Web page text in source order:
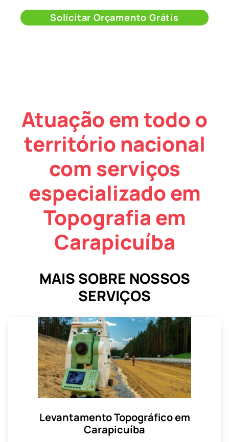
Solicitar Orçamento Grátis
Atuação em todo o
território nacional
com serviços
especializado em
Topografia em
Carapicuíba
MAIS SOBRE NOSSOS
SERVIÇOS
Levantamento Topográfico em
Carapicuíba